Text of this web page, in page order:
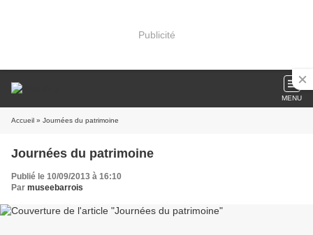
Publicité
MENU
Accueil » Journées du patrimoine
Journées du patrimoine
Publié le 10/09/2013 à 16:10
Par museebarrois